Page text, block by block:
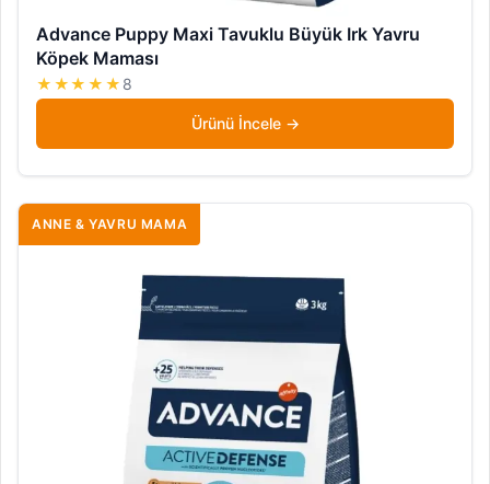
Advance Puppy Maxi Tavuklu Büyük Irk Yavru
Köpek Maması
★★★★★ 8
Ürünü İncele
ANNE & YAVRU MAMA